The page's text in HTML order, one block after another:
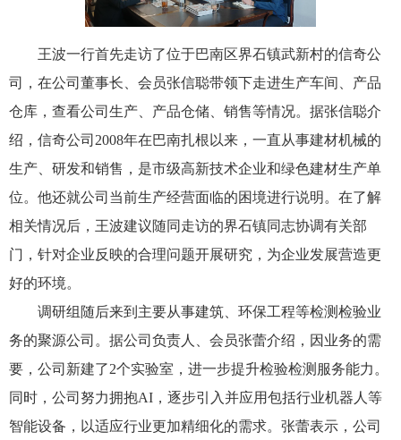
王波一行首先走访了位于巴南区界石镇武新村的信奇公
司，在公司董事长、会员张信聪带领下走进生产车间、产品
仓库，查看公司生产、产品仓储、销售等情况。据张信聪介
绍，信奇公司2008年在巴南扎根以来，一直从事建材机械的
生产、研发和销售，是市级高新技术企业和绿色建材生产单
位。他还就公司当前生产经营面临的困境进行说明。在了解
相关情况后，王波建议随同走访的界石镇同志协调有关部
门，针对企业反映的合理问题开展研究，为企业发展营造更
好的环境。
调研组随后来到主要从事建筑、环保工程等检测检验业
务的聚源公司。据公司负责人、会员张蕾介绍，因业务的需
要，公司新建了2个实验室，进一步提升检验检测服务能力。
同时，公司努力拥抱AI，逐步引入并应用包括行业机器人等
智能设备，以适应行业更加精细化的需求。张蕾表示，公司